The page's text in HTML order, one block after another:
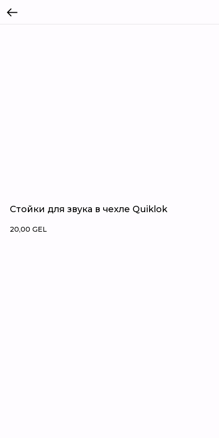
Стойки для звука в чехле Quiklok
20,00 GEL